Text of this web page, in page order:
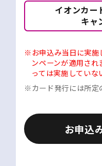
イオンカー
キャ
※お申込み当日に実施
ンペーンが適用さ
っては実施していな
※カード発行には所定
お申込